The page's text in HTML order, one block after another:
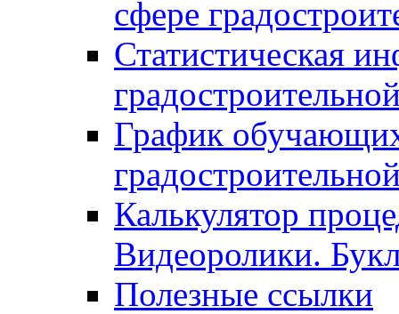
сфере
Статистическая
График
Калькулятор
Видеоролики.
Полезные ссылки